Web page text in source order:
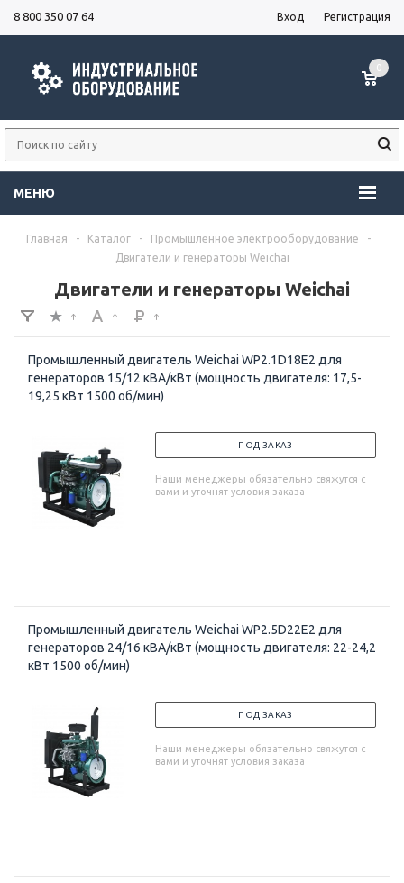
8 800 350 07 64 Вход Регистрация
МЕНЮ
0
Главная - Каталог - Промышленное электрооборудование
-
Двигатели и генераторы Weichai
Двигатели и генераторы Weichai
Промышленный двигатель Weichai WP2.1D18E2 для
генераторов 15/12 кВА/кВт (мощность двигателя: 17,5-
19,25 кВт 1500 об/мин)
ПОД ЗАКАЗ
Наши менеджеры обязательно свяжутся с
вами и уточнят условия заказа
Промышленный двигатель Weichai WP2.5D22E2 для
генераторов 24/16 кВА/кВт (мощность двигателя: 22-24,2
кВт 1500 об/мин)
ПОД ЗАКАЗ
Наши менеджеры обязательно свяжутся с
вами и уточнят условия заказа